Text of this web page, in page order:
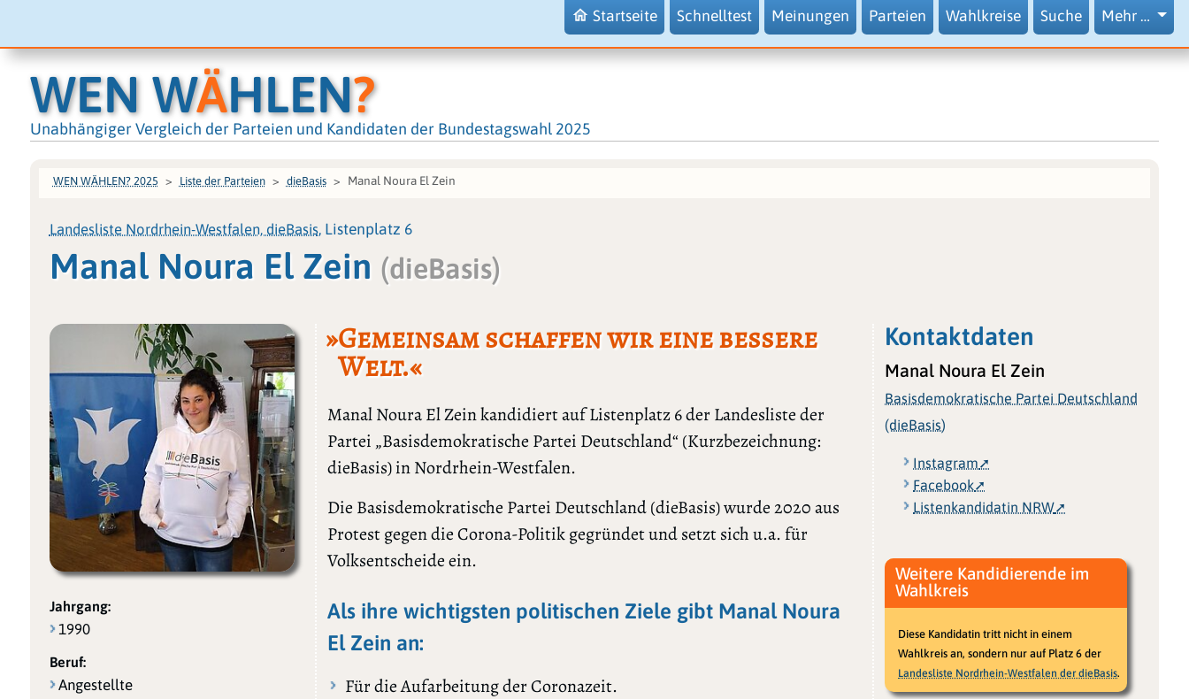
Startseite Schnelltest Meinungen Parteien Wahlkreise Suche Mehr …
WEN WÄHLEN?
Unabhängiger Vergleich der Parteien und Kandidaten der Bundestagswahl 2025
WEN WÄHLEN? 2025 Liste der Parteien dieBasis Manal Noura El Zein
Landesliste Nordrhein-Westfalen, dieBasis, Listenplatz 6
Manal Noura El Zein (dieBasis)
Jahrgang:
1990
Beruf:
Angestellte
»Gemeinsam schaffen wir eine bessere
Welt.«
Manal Noura El Zein kandidiert auf Listenplatz 6 der Landesliste der
Partei „Basisdemokratische Partei Deutschland“ (Kurzbezeichnung:
dieBasis) in Nordrhein-Westfalen.
Die Basisdemokratische Partei Deutschland (dieBasis) wurde 2020 aus
Protest gegen die Corona-Politik gegründet und setzt sich u.a. für
Volksentscheide ein.
Als ihre wichtigsten politischen Ziele gibt Manal Noura
El Zein an:
Für die Aufarbeitung der Coronazeit.
Kontaktdaten
Manal Noura El Zein
Basisdemokratische Partei Deutschland
(dieBasis)
Instagram
Facebook
Listenkandidatin NRW
Weitere Kandidierende im
Wahlkreis
Diese Kandidatin tritt nicht in einem
Wahlkreis an, sondern nur auf Platz 6 der
Landesliste Nordrhein-Westfalen der dieBasis.